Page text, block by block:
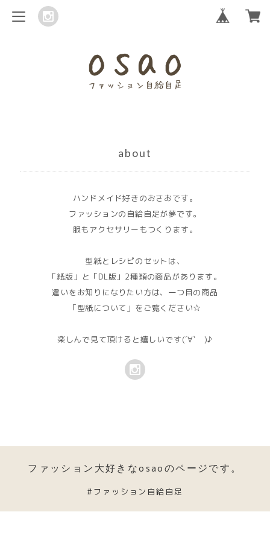
about
ハンドメイド好きのおさおです。
ファッションの自給自足が夢です。
服もアクセサリーもつくります。
型紙とレシピのセットは、
「紙版」と「DL版」2種類の商品があります。
違いをお知りになりたい方は、一つ目の商品
「型紙について」をご覧ください☆
楽しんで見て頂けると嬉しいです(´∀` )♪
ファッション大好きなosaoのページです。
#ファッション自給自足